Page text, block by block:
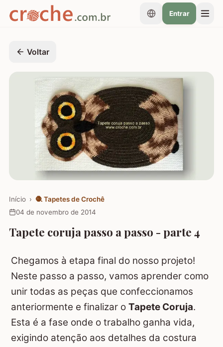
Entrar
Voltar
Início › 🧶 Tapetes de Crochê
04 de novembro de 2014
Tapete coruja passo a passo - parte 4
Chegamos à etapa final do nosso projeto!
Neste passo a passo, vamos aprender como
unir todas as peças que confeccionamos
anteriormente e finalizar o Tapete Coruja.
Esta é a fase onde o trabalho ganha vida,
exigindo atenção aos detalhes da costura